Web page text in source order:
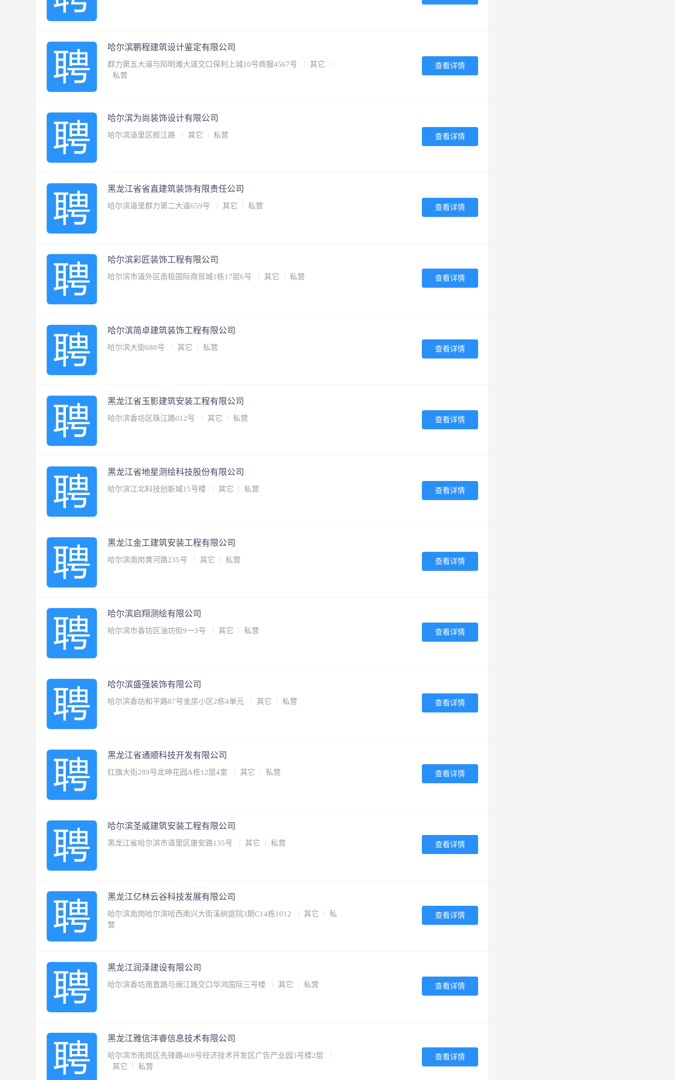
哈尔滨鹏程建筑设计鉴定有限公司
群力第五大道与阳明滩大道交口保利上城10号商服4567号
其它
私营
查看详情
哈尔滨为尚装饰设计有限公司
哈尔滨道里区郎江路 其它 私营 查看详情
黑龙江省省直建筑装饰有限责任公司
哈尔滨道里群力第二大道659号 其它 私营 查看详情
哈尔滨彩匠装饰工程有限公司
哈尔滨市道外区南极国际商贸城1栋17层6号 其它 私营 查看详情
哈尔滨简卓建筑装饰工程有限公司
哈尔滨大街688号 其它 私营 查看详情
黑龙江省玉影建筑安装工程有限公司
哈尔滨香坊区珠江路012号 其它 私营 查看详情
黑龙江省地星测绘科技股份有限公司
哈尔滨江北科技创新城15号楼 其它 私营 查看详情
黑龙江金工建筑安装工程有限公司
哈尔滨南岗黄河路235号 其它 私营 查看详情
哈尔滨启翔测绘有限公司
哈尔滨市香坊区油坊街9一3号 其它 私营 查看详情
哈尔滨盛强装饰有限公司
哈尔滨香坊和平路87号金房小区2栋4单元 其它 私营 查看详情
黑龙江省通顺科技开发有限公司
红旗大街289号龙珅花园A栋12层4室 其它 私营 查看详情
哈尔滨圣威建筑安装工程有限公司
黑龙江省哈尔滨市道里区康安路135号 其它 私营 查看详情
黑龙江亿林云谷科技发展有限公司
哈尔滨南岗哈尔滨哈西南兴大街溪树庭院3期C14栋1012 其它
私
营
查看详情
黑龙江润泽建设有限公司
哈尔滨香坊南直路与闽江路交口华鸿国际三号楼 其它 私营 查看详情
黑龙江雅信沣睿信息技术有限公司
哈尔滨市南岗区先锋路469号经济技术开发区广告产业园3号楼2层
其它
私营
查看详情